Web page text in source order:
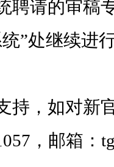
聘请的审稿
”处继续进
持，如对新
，邮箱：